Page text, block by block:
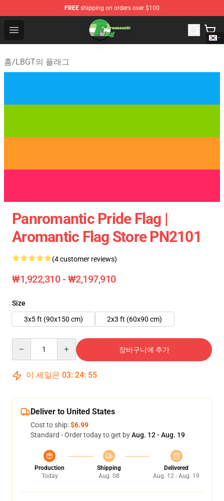
FREE shipping on orders over $100
Open menu
Aromantic Flag Shop - The Best Store of Aromantic Flag
홈/LBGT의 플래그
Panromantic Pride Flag |
Aromantic Flag Store PN2101
(4 customer reviews)
₩1,922,310 - ₩2,197,910
Size
3x5 ft (90x150 cm)
2x3 ft (60x90 cm)
장바구니에 추가
이 세일은 03: 24: 55
Deliver to United States
Cost to ship:$6.99
Standard - Order today to get byAug. 12 - Aug. 19
Production
Today
Shipping
Aug. 08
Delivered
Aug. 12 - Aug. 19